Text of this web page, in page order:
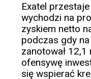
Exatel
wychodzi na
zyskiem netto
podczas gdy
zanotował 12,1
ofensywę
się wspierać